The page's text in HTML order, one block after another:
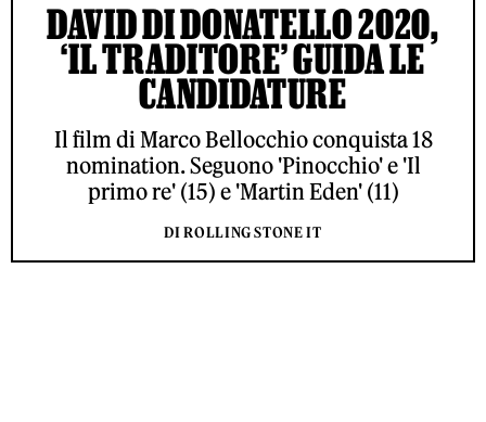
DAVID DI DONATELLO 2020,
‘IL TRADITORE’ GUIDA LE
CANDIDATURE
Il film di Marco Bellocchio conquista 18
nomination. Seguono 'Pinocchio' e 'Il
primo re' (15) e 'Martin Eden' (11)
DI ROLLING STONE IT